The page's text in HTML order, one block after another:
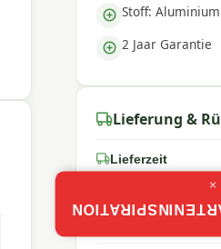
Stoff: Aluminium
2 Jaar Garantie
Lieferung &
Lieferzeit
Lieferung &
KOSTENLOSE
×